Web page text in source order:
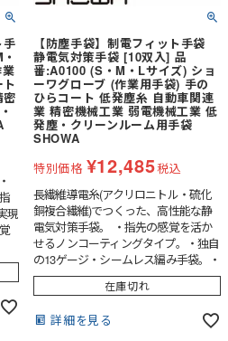
手
密
現
編
ほ
【防塵手袋】制電フィット手袋
静電気対策手袋 [10双入] 品
番:A0100 (S・M・Lサイズ) ショ
ーワグローブ (作業用手袋) 手の
ひらコート 低発塵糸 自動車関連
業 精密機械工業 弱電機械工業 低
発塵・クリーンルーム用手袋
SHOWA
特別価格 ¥12,485税込
長繊維導電糸(アクリロニトル・硫化
銅複合繊維)でつくった、高性能な静
電気対策手袋。 ・指先の感覚を活か
せるノンコーティングタイプ。・独自
の13ゲージ・シームレス編み手袋。・
オーバーロック加工で裾ほつれ防
止。・左右兼用タイプ
在庫切れ
詳細を見る